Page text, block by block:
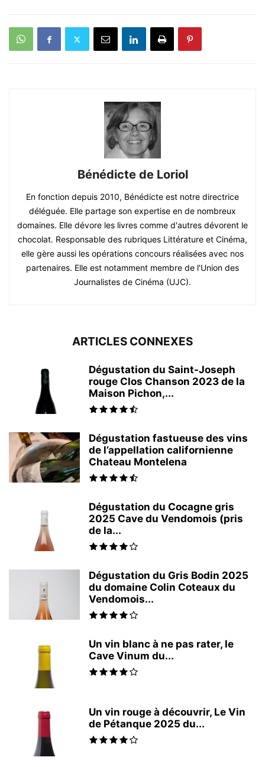
Bénédicte de Loriol
En fonction depuis 2010, Bénédicte est notre directrice
déléguée. Elle partage son expertise en de nombreux
domaines. Elle dévore les livres comme d'autres dévorent le
chocolat. Responsable des rubriques Littérature et Cinéma,
elle gère aussi les opérations concours réalisées avec nos
partenaires. Elle est notamment membre de l'Union des
Journalistes de Cinéma (UJC).
ARTICLES CONNEXES
Dégustation du Saint-Joseph
rouge Clos Chanson 2023 de la
Maison Pichon,...
Dégustation fastueuse des vins
de l’appellation californienne
Chateau Montelena
Dégustation du Cocagne gris
2025 Cave du Vendomois (pris
de la...
Dégustation du Gris Bodin 2025
du domaine Colin Coteaux du
Vendomois...
Un vin blanc à ne pas rater, le
Cave Vinum du...
Un vin rouge à découvrir, Le Vin
de Pétanque 2025 du...